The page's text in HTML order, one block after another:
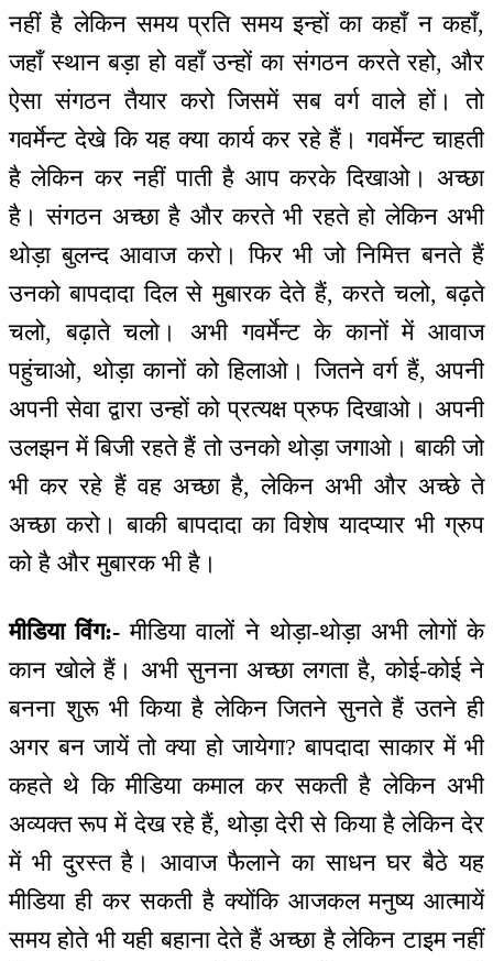
नहीं है लेकिन समय प्रति समय इन्हों का कहाँ न कहाँ,
जहाँ स्थान बड़ा हो वहाँ उन्हों का संगठन करते रहो, और
ऐसा संगठन तैयार करो जिसमें सब वर्ग वाले हों। तो
गवर्मेन्ट देखे कि यह क्या कार्य कर रहे हैं। गवर्मेन्ट चाहती
है लेकिन कर नहीं पाती है आप करके दिखाओ। अच्छा
है। संगठन अच्छा है और करते भी रहते हो लेकिन अभी
थोड़ा बुलन्द आवाज करो। फिर भी जो निमित्त बनते हैं
उनको बापदादा दिल से मुबारक देते हैं, करते चलो, बढ़ते
चलो, बढ़ाते चलो। अभी गवर्मेन्ट के कानों में आवाज
पहुंचाओ, थोड़ा कानों को हिलाओ। जितने वर्ग हैं, अपनी
अपनी सेवा द्वारा उन्हों को प्रत्यक्ष प्रुफ दिखाओ। अपनी
उलझन में बिजी रहते हैं तो उनको थोड़ा जगाओ। बाकी जो
भी कर रहे हैं वह अच्छा है, लेकिन अभी और अच्छे ते
अच्छा करो। बाकी बापदादा का विशेष यादप्यार भी ग्रुप
को है और मुबारक भी है।
मीडिया विंग:- मीडिया वालों ने थोड़ा-थोड़ा अभी लोगों के
कान खोले हैं। अभी सुनना अच्छा लगता है, कोई-कोई ने
बनना शुरू भी किया है लेकिन जितने सुनते हैं उतने ही
अगर बन जायें तो क्या हो जायेगा? बापदादा साकार में भी
कहते थे कि मीडिया कमाल कर सकती है लेकिन अभी
अव्यक्त रूप में देख रहे हैं, थोड़ा देरी से किया है लेकिन देर
में भी दुरस्त है। आवाज फैलाने का साधन घर बैठे यह
मीडिया ही कर सकती है क्योंकि आजकल मनुष्य आत्मायें
समय होते भी यही बहाना देते हैं अच्छा है लेकिन टाइम नहीं